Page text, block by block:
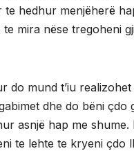
hedhur menjëherë
mira nëse tregoheni
do mund t’iu
dhe do bëni
asnjë hap me
te lehte te kryeni çdo